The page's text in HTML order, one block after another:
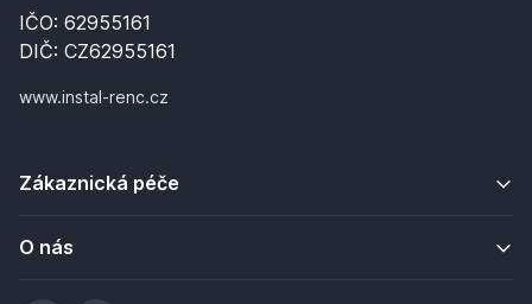
IČO: 62955161
DIČ: CZ62955161
www.instal-renc.cz
Zákaznická péče
O nás